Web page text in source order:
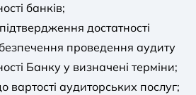
банків;
достатності
проведення аудиту
Банку у визначені терміни;
вартості аудиторських послуг;